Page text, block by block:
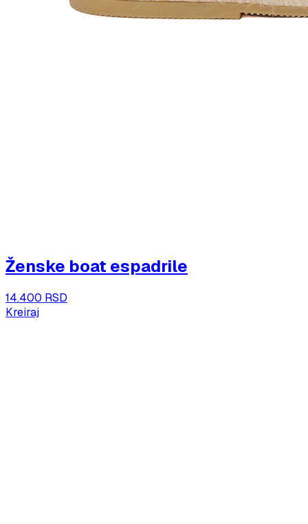
Ženske boat espadrile
14.400 RSD
Kreiraj